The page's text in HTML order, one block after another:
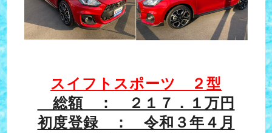
スイフトスポーツ ２型
総額 ： ２１７．１万円
初度登録 ： 令和３年４月